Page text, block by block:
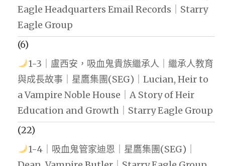
Eagle Headquarters Email Records｜Starry
Eagle Group
(6)
1-3｜盧西安，吸血鬼貴族繼承人｜繼承人教育
與成長故事｜星鷹集團(SEG)｜Lucian, Heir to
a Vampire Noble House｜A Story of Heir
Education and Growth｜Starry Eagle Group
(22)
1-4｜吸血鬼管家迪恩｜星鷹集團(SEG)｜